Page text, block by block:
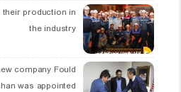
production in
the industry
company Fould
was appointed